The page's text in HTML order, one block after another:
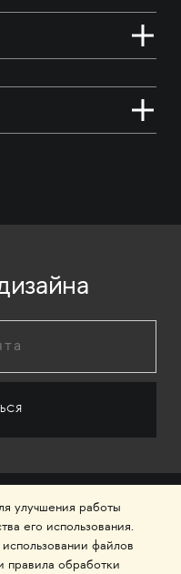
улучшения работы
его использования.
файлов
правила обработки